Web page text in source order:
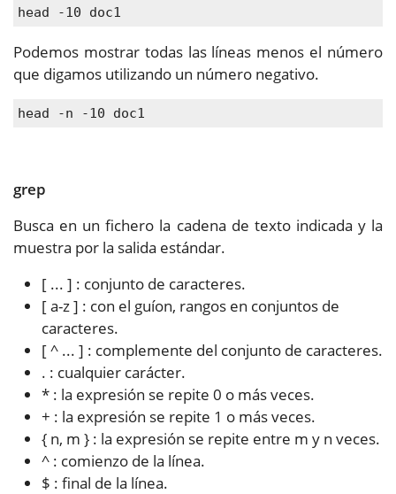
head -10 doc1
Podemos mostrar todas las líneas menos el número
que digamos utilizando un número negativo.
head -n -10 doc1
grep
Busca en un fichero la cadena de texto indicada y la
muestra por la salida estándar.
[ ... ] : conjunto de caracteres.
[ a-z ] : con el guíon, rangos en conjuntos de
caracteres.
[ ^ ... ] : complemente del conjunto de caracteres.
. : cualquier carácter.
* : la expresión se repite 0 o más veces.
+ : la expresión se repite 1 o más veces.
{ n, m } : la expresión se repite entre m y n veces.
^ : comienzo de la línea.
$ : final de la línea.